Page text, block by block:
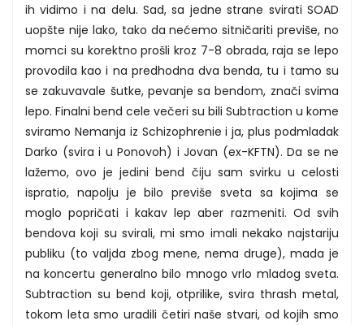
ih vidimo i na delu. Sad, sa jedne strane svirati SOAD
uopšte nije lako, tako da nećemo sitničariti previše, no
momci su korektno prošli kroz 7-8 obrada, raja se lepo
provodila kao i na predhodna dva benda, tu i tamo su
se zakuvavale šutke, pevanje sa bendom, znači svima
lepo. Finalni bend cele večeri su bili Subtraction u kome
sviramo Nemanja iz Schizophrenie i ja, plus podmladak
Darko (svira i u Ponovoh) i Jovan (ex-KFTN). Da se ne
lažemo, ovo je jedini bend čiju sam svirku u celosti
ispratio, napolju je bilo previše sveta sa kojima se
moglo popričati i kakav lep aber razmeniti. Od svih
bendova koji su svirali, mi smo imali nekako najstariju
publiku (to valjda zbog mene, nema druge), mada je
na koncertu generalno bilo mnogo vrlo mladog sveta.
Subtraction su bend koji, otprilike, svira thrash metal,
tokom leta smo uradili četiri naše stvari, od kojih smo